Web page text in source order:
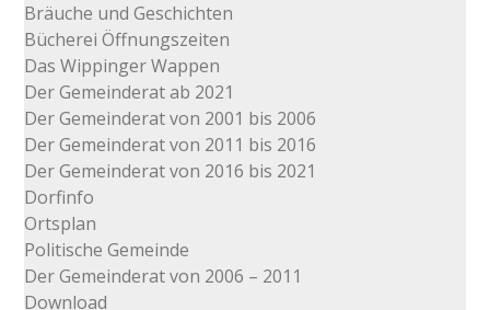
Bräuche und Geschichten
Bücherei Öffnungszeiten
Das Wippinger Wappen
Der Gemeinderat ab 2021
Der Gemeinderat von 2001 bis 2006
Der Gemeinderat von 2011 bis 2016
Der Gemeinderat von 2016 bis 2021
Dorfinfo
Ortsplan
Politische Gemeinde
Der Gemeinderat von 2006 – 2011
Download